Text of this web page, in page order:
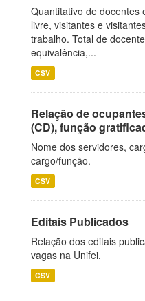
Quantitativo de docentes
livre, visitantes e
trabalho. Total de
equivalência,...
CSV
Relação de
(CD), função
Nome dos servidores,
cargo/função.
CSV
Editais Publicados
Relação dos editais
vagas na Unifei.
CSV